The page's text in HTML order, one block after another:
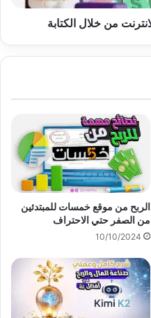
الربح من موقع خمسات للمبتدئين
من الصفر حتي الاحتراف
10/10/2024